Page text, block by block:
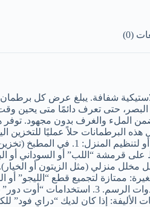
(0)
حتى تعرف دائمًا متى يحين
البرطمانات حلاً عمليًا للتخزين
جدًا ومتعدد الاستخدامات بفضل شفافيته
قرمشة “اللب” أو السوداني أو
ممتازة لتجميع قطع “الليجو”
الطفل حمله لمكان اللعب. أدوات الخياطة أو الأشغال
إذا كان لديك “دراي فود”